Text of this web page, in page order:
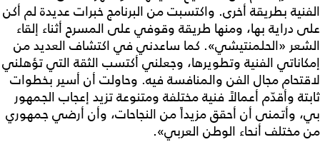
الفنية بطريقة أخرى. واكتسبت من البرنامج خبرات عديدة لم أكن
على دراية بها، ومنها طريقة وقوفي على المسرح أثناء إلقاء
الشعر «الحلمنتيشي». كما ساعدني في اكتشاف العديد من
إمكاناتي الفنية وتطويرها، وجعلني أكتسب الثقة التي تؤهلني
لاقتحام مجال الفن والمنافسة فيه. وحاولت أن أسير بخطوات
ثابتة وأقدّم أعمالاً فنية مختلفة ومتنوعة تزيد إعجاب الجمهور
بي، وأتمنى أن أحقق مزيداً من النجاحات، وأن أرضي جمهوري
من مختلف أنحاء الوطن العربي».